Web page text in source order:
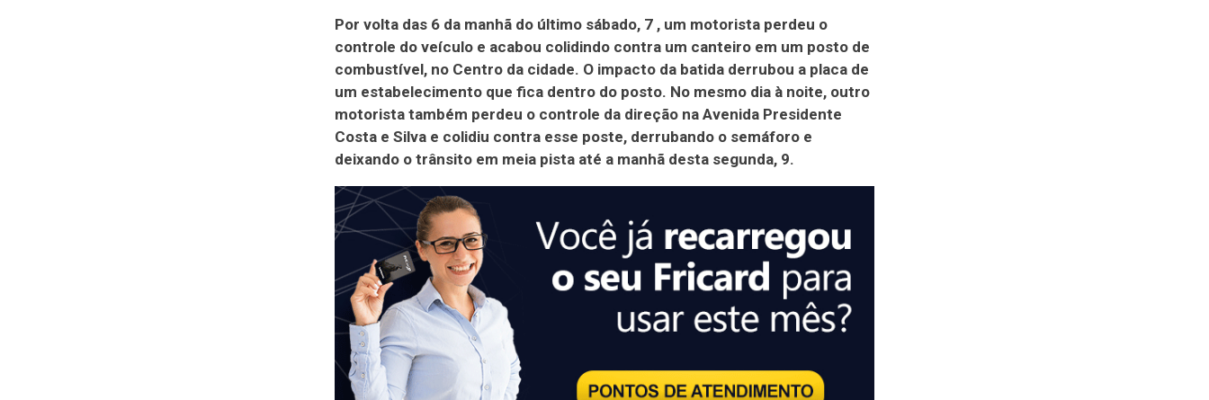
Por volta das 6 da manhã do último sábado, 7 , um motorista perdeu o
controle do veículo e acabou colidindo contra um canteiro em um posto de
combustível, no Centro da cidade. O impacto da batida derrubou a placa de
um estabelecimento que fica dentro do posto. No mesmo dia à noite, outro
motorista também perdeu o controle da direção na Avenida Presidente
Costa e Silva e colidiu contra esse poste, derrubando o semáforo e
deixando o trânsito em meia pista até a manhã desta segunda, 9.